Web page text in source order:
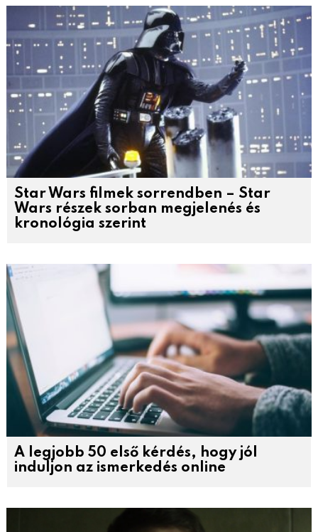
Star Wars filmek sorrendben – Star
Wars részek sorban megjelenés és
kronológia szerint
A legjobb 50 első kérdés, hogy jól
induljon az ismerkedés online